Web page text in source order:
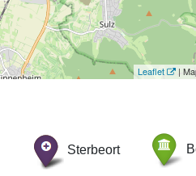
Leaflet |
Sterbeort